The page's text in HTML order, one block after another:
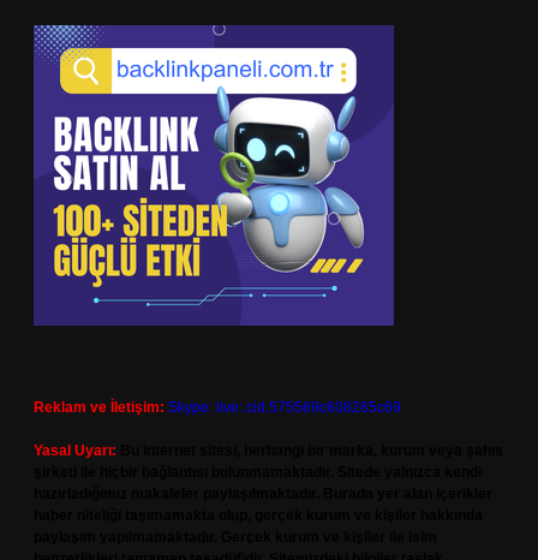
Reklam ve İletişim: Skype: live:.cid.575569c608265c69
Yasal Uyarı: